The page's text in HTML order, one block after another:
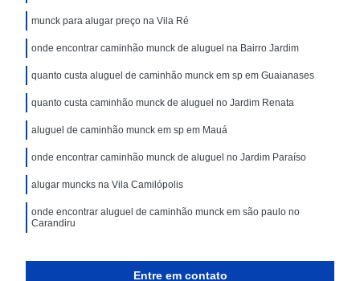
munck para alugar preço na Vila Ré
onde encontrar caminhão munck de aluguel na Bairro Jardim
quanto custa aluguel de caminhão munck em sp em Guaianases
quanto custa caminhão munck de aluguel no Jardim Renata
aluguel de caminhão munck em sp em Mauá
onde encontrar caminhão munck de aluguel no Jardim Paraíso
alugar muncks na Vila Camilópolis
onde encontrar aluguel de caminhão munck em são paulo no
Carandiru
Entre em contato